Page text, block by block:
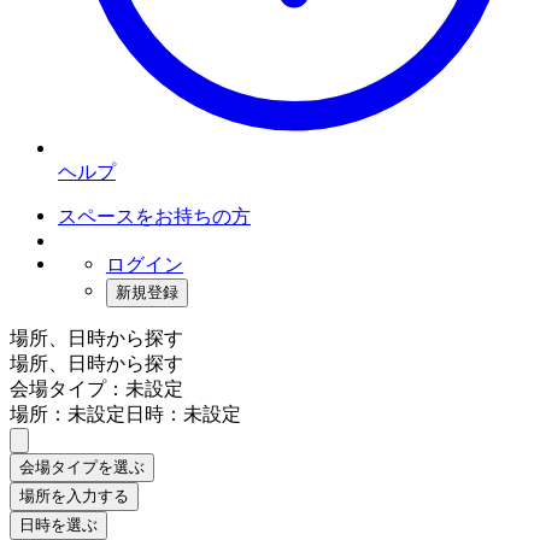
ヘルプ
スペースをお持ちの方
ログイン
新規登録
場所、日時から探す
場所、日時から探す
会場タイプ：未設定
場所：未設定日時：未設定
会場タイプを選ぶ
場所を入力する
日時を選ぶ